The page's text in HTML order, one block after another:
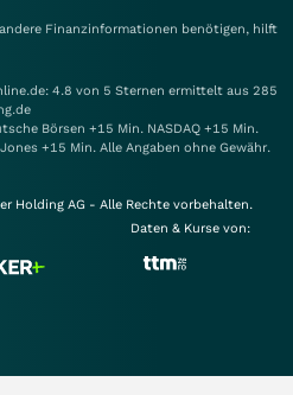
Finanzinformationen benötigen, hilft
4.8 von 5 Sternen ermittelt aus 285
Börsen +15 Min. NASDAQ +15 Min.
+15 Min. Alle Angaben ohne Gewähr.
Holding AG - Alle Rechte vorbehalten.
Daten & Kurse von: